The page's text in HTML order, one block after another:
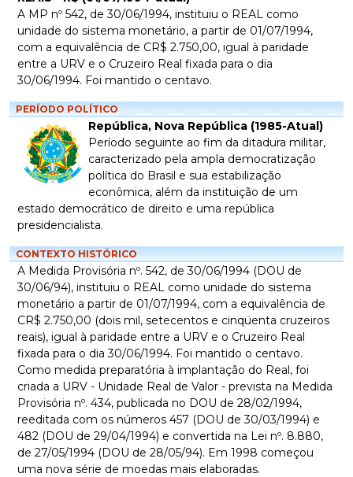
A MP nº 542, de 30/06/1994, instituiu o REAL como
unidade do sistema monetário, a partir de 01/07/1994,
com a equivalência de CR$ 2.750,00, igual à paridade
entre a URV e o Cruzeiro Real fixada para o dia
30/06/1994. Foi mantido o centavo.
PERÍODO POLÍTICO
República, Nova República (1985-Atual)
Período seguinte ao fim da ditadura militar,
caracterizado pela ampla democratização
política do Brasil e sua estabilização
econômica, além da instituição de um
estado democrático de direito e uma república
presidencialista.
CONTEXTO HISTÓRICO
A Medida Provisória nº. 542, de 30/06/1994 (DOU de
30/06/94), instituiu o REAL como unidade do sistema
monetário a partir de 01/07/1994, com a equivalência de
CR$ 2.750,00 (dois mil, setecentos e cinqüenta cruzeiros
reais), igual à paridade entre a URV e o Cruzeiro Real
fixada para o dia 30/06/1994. Foi mantido o centavo.
Como medida preparatória à implantação do Real, foi
criada a URV - Unidade Real de Valor - prevista na Medida
Provisória nº. 434, publicada no DOU de 28/02/1994,
reeditada com os números 457 (DOU de 30/03/1994) e
482 (DOU de 29/04/1994) e convertida na Lei nº. 8.880,
de 27/05/1994 (DOU de 28/05/94). Em 1998 começou
uma nova série de moedas mais elaboradas.